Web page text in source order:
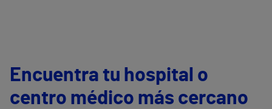
Encuentra tu hospital o
centro médico más cercano